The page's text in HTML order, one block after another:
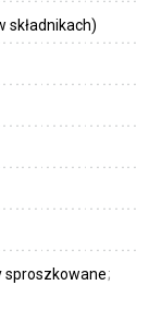
składnikach)
sproszkowane